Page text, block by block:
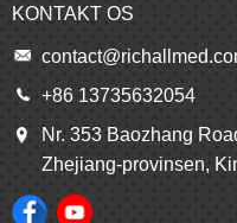
KONTAKT OS
+86 13735632054
Nr. 353 Baozhang
Zhejiang-provinsen,